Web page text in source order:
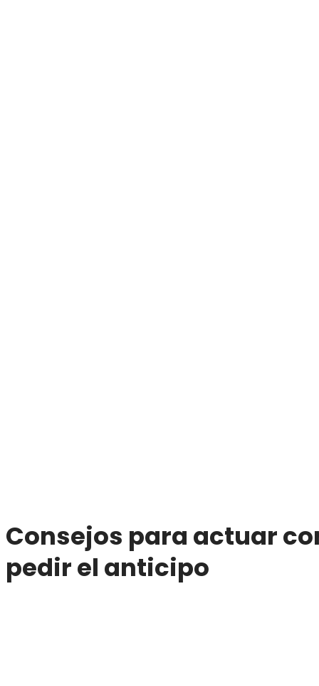
Consejos para actuar
pedir el anticipo